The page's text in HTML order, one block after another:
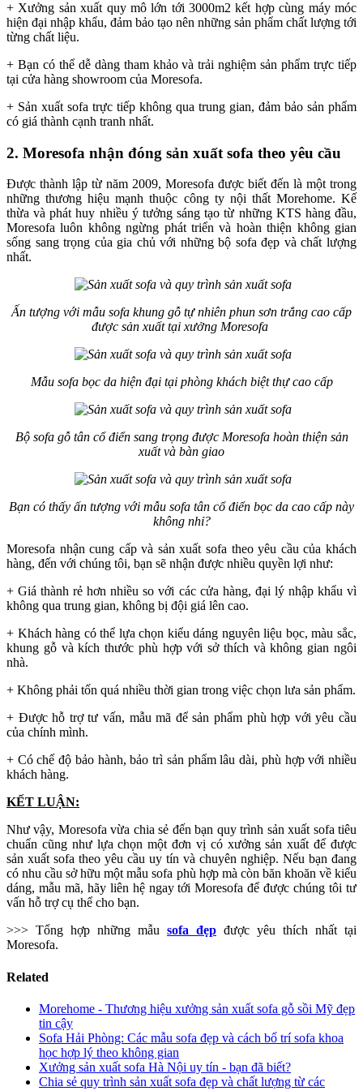
+ Xưởng sản xuất quy mô lớn tới 3000m2 kết hợp cùng máy móc
hiện đại nhập khẩu, đảm bảo tạo nên những sản phẩm chất lượng tới
từng chất liệu.
+ Bạn có thể dễ dàng tham khảo và trải nghiệm sản phẩm trực tiếp
tại cửa hàng showroom của Moresofa.
+ Sản xuất sofa trực tiếp không qua trung gian, đảm bảo sản phẩm
có giá thành cạnh tranh nhất.
2. Moresofa nhận đóng sản xuất sofa theo yêu cầu
Được thành lập từ năm 2009, Moresofa được biết đến là một trong
những thương hiệu mạnh thuộc công ty nội thất Morehome. Kế
thừa và phát huy nhiều ý tưởng sáng tạo từ những KTS hàng đầu,
Moresofa luôn không ngừng phát triển và hoàn thiện không gian
sống sang trọng của gia chủ với những bộ sofa đẹp và chất lượng
nhất.
Ấn tượng với mẫu sofa khung gỗ tự nhiên phun sơn trắng cao cấp
được sản xuất tại xưởng Moresofa
Mẫu sofa bọc da hiện đại tại phòng khách biệt thự cao cấp
Bộ sofa gỗ tân cổ điển sang trọng được Moresofa hoàn thiện sản
xuất và bàn giao
Bạn có thấy ấn tượng với mẫu sofa tân cổ điển bọc da cao cấp này
không nhỉ?
Moresofa nhận cung cấp và sản xuất sofa theo yêu cầu của khách
hàng, đến với chúng tôi, bạn sẽ nhận được nhiều quyền lợi như:
+ Giá thành rẻ hơn nhiều so với các cửa hàng, đại lý nhập khẩu vì
không qua trung gian, không bị đội giá lên cao.
+ Khách hàng có thể lựa chọn kiểu dáng nguyên liệu bọc, màu sắc,
khung gỗ và kích thước phù hợp với sở thích và không gian ngôi
nhà.
+ Không phải tốn quá nhiều thời gian trong việc chọn lưa sản phẩm.
+ Được hỗ trợ tư vấn, mẫu mã để sản phẩm phù hợp với yêu cầu
của chính mình.
+ Có chế độ bảo hành, bảo trì sản phẩm lâu dài, phù hợp với nhiều
khách hàng.
KẾT LUẬN:
Như vậy, Moresofa vừa chia sẻ đến bạn quy trình sản xuất sofa tiêu
chuẩn cũng như lựa chọn một đơn vị có xưởng sản xuất để được
sản xuất sofa theo yêu cầu uy tín và chuyên nghiệp. Nếu bạn đang
có nhu cầu sở hữu một mẫu sofa phù hợp mà còn băn khoăn về kiểu
dáng, mẫu mã, hãy liên hệ ngay tới Moresofa để được chúng tôi tư
vấn hỗ trợ cụ thể cho bạn.
>>> Tổng hợp những mẫu sofa đẹp được yêu thích nhất tại
Moresofa.
Related
Morehome - Thương hiệu xưởng sản xuất sofa gỗ sồi Mỹ đẹp
tin cậy
Sofa Hải Phòng: Các mẫu sofa đẹp và cách bố trí sofa khoa
học hợp lý theo không gian
Xưởng sản xuất sofa Hà Nội uy tín - bạn đã biết?
Chia sẻ quy trình sản xuất sofa đẹp và chất lượng từ các